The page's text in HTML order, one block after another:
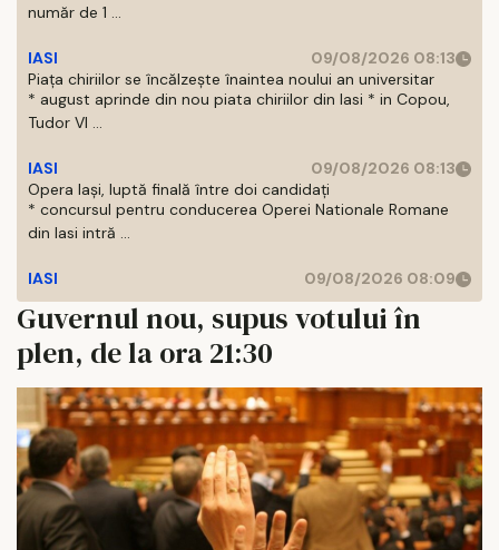
număr de 1 ...
IASI
09/08/2026 08:13
Piața chiriilor se încălzește înaintea noului an universitar
* august aprinde din nou piata chiriilor din Iasi * in Copou,
Tudor Vl ...
IASI
09/08/2026 08:13
Opera Iași, luptă finală între doi candidați
* concursul pentru conducerea Operei Nationale Romane
din Iasi intră ...
IASI 09/08/2026 08:09
Guvernul nou, supus votului în
plen, de la ora 21:30